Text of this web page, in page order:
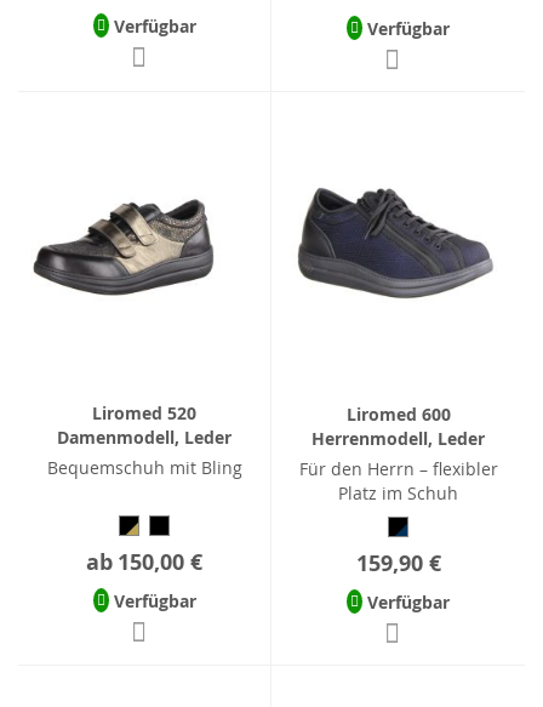
Verfügbar Verfügbar
Liromed 520
Damenmodell, Leder
Bequemschuh mit Bling
ab 150,00 €
Verfügbar
Liromed 600
Herrenmodell, Leder
Für den Herrn – flexibler
Platz im Schuh
159,90 €
Verfügbar